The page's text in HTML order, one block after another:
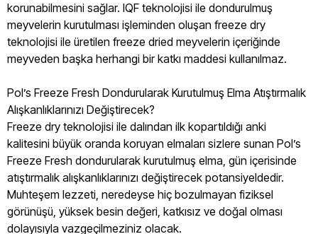
korunabilmesini sağlar. IQF teknolojisi ile dondurulmuş
meyvelerin kurutulması işleminden oluşan freeze dry
teknolojisi ile üretilen freeze dried meyvelerin içeriğinde
meyveden başka herhangi bir katkı maddesi kullanılmaz.
Pol’s Freeze Fresh Dondurularak Kurutulmuş Elma Atıştırmalık
Alışkanlıklarınızı Değiştirecek?
Freeze dry teknolojisi ile dalından ilk kopartıldığı anki
kalitesini büyük oranda koruyan elmaları sizlere sunan Pol’s
Freeze Fresh dondurularak kurutulmuş elma, gün içerisinde
atıştırmalık alışkanlıklarınızı değiştirecek potansiyeldedir.
Muhteşem lezzeti, neredeyse hiç bozulmayan fiziksel
görünüşü, yüksek besin değeri, katkısız ve doğal olması
dolayısıyla vazgeçilmeziniz olacak.